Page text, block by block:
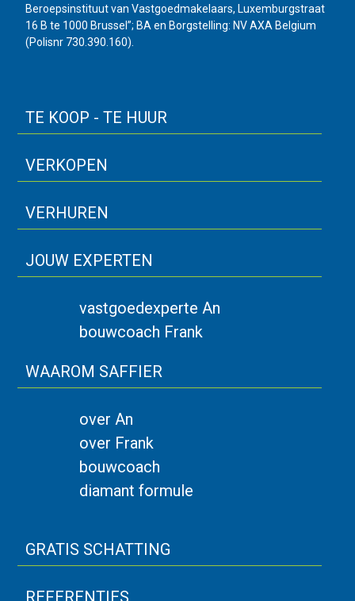
Beroepsinstituut van Vastgoedmakelaars, Luxemburgstraat
16 B te 1000 Brussel”; BA en Borgstelling: NV AXA Belgium
(Polisnr 730.390.160).
TE KOOP - TE HUUR
VERKOPEN
VERHUREN
JOUW EXPERTEN
vastgoedexperte An
bouwcoach Frank
WAAROM SAFFIER
over An
over Frank
bouwcoach
diamant formule
GRATIS SCHATTING